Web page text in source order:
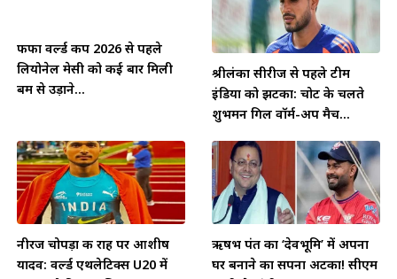
फीफा वर्ल्ड कप 2026 से पहले
लियोनेल मेसी को कई बार मिली
बम से उड़ाने...
श्रीलंका सीरीज से पहले टीम
इंडिया को झटका: चोट के चलते
शुभमन गिल वॉर्म-अप मैच...
नीरज चोपड़ा की राह पर आशीष
यादव: वर्ल्ड एथलेटिक्स U20 में
ऋषभ पंत का ‘देवभूमि’ में अपना
घर बनाने का सपना अटका! सीएम